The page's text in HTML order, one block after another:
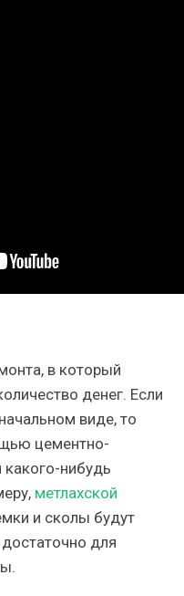
в который
денег. Если
виде, то
цементно-
какого-нибудь
метлахской
и сколы будут
для